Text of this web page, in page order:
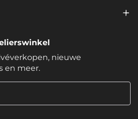
nieuwe
en meer.